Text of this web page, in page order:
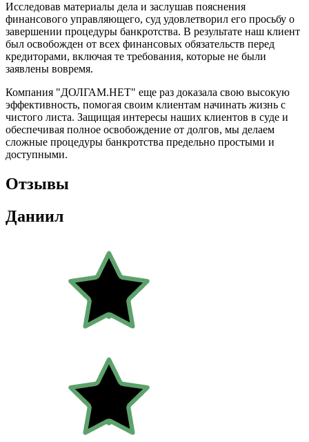
Исследовав материалы дела и заслушав пояснения
финансового управляющего, суд удовлетворил его просьбу о
завершении процедуры банкротства. В результате наш клиент
был освобожден от всех финансовых обязательств перед
кредиторами, включая те требования, которые не были
заявлены вовремя.
Компания "ДОЛГАМ.НЕТ" еще раз доказала свою высокую
эффективность, помогая своим клиентам начинать жизнь с
чистого листа. Защищая интересы наших клиентов в суде и
обеспечивая полное освобождение от долгов, мы делаем
сложные процедуры банкротства предельно простыми и
доступными.
Отзывы
Даниил